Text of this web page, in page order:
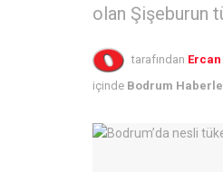
olan Şişeburun
tarafından
içinde Bodrum